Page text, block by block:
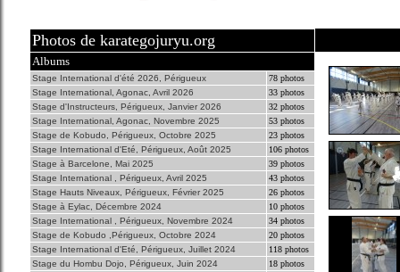
Photos de karategojuryu.org
Albums
Stage International d'été 2026, Périgueux
78 photos
Stage International, Agonac, Avril 2026
33 photos
Stage d'Instructeurs, Périgueux, Janvier 2026
32 photos
Stage International, Agonac, Novembre 2025
53 photos
Stage de Kobudo, Périgueux, Octobre 2025
23 photos
Stage International d'Eté, Périgueux, Août 2025
106 photos
Stage à Barcelone, Mai 2025
39 photos
Stage International , Périgueux, Avril 2025
43 photos
Stage Hauts Niveaux, Périgueux, Février 2025
26 photos
Stage à Eylac, Décembre 2024
10 photos
Stage International , Périgueux, Novembre 2024
34 photos
Stage de Kobudo ,Périgueux, Octobre 2024
20 photos
Stage International d'Eté, Périgueux, Juillet 2024
118 photos
Stage du Hombu Dojo, Périgueux, Juin 2024
18 photos